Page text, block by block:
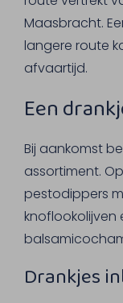
Maasbracht.
langere route
afvaartijd.
Een
Bij aankomst
assortiment.
pestodippers
knoflookolijven
Drankjes